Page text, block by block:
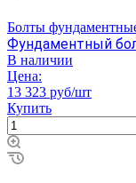
Болты
Фундаментный
В наличии
Цена:
13 323 руб/шт
Купить